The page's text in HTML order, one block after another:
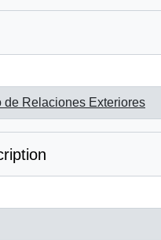
de Relaciones Exteriores